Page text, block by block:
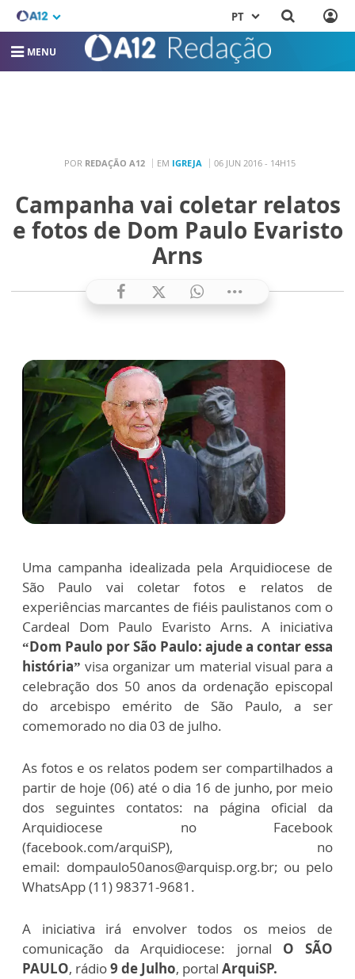
PT
MENU
POR REDAÇÃO A12 EM IGREJA 06 JUN 2016 - 14H15
Campanha vai coletar relatos
e fotos de Dom Paulo Evaristo
Arns
Uma campanha idealizada pela Arquidiocese de
São Paulo vai coletar fotos e relatos de
experiências marcantes de fiéis paulistanos com o
Cardeal Dom Paulo Evaristo Arns. A iniciativa
“Dom Paulo por São Paulo: ajude a contar essa
história” visa organizar um material visual para a
celebração dos 50 anos da ordenação episcopal
do arcebispo emérito de São Paulo, a ser
comemorado no dia 03 de julho.
As fotos e os relatos podem ser compartilhados a
partir de hoje (06) até o dia 16 de junho, por meio
dos seguintes contatos: na página oficial da
Arquidiocese no Facebook
(facebook.com/arquiSP), no
email: dompaulo50anos@arquisp.org.br; ou pelo
WhatsApp (11) 98371-9681.
A iniciativa irá envolver todos os meios de
comunicação da Arquidiocese: jornal
O SÃO
PAULO, rádio9 de Julho, portal ArquiSP.